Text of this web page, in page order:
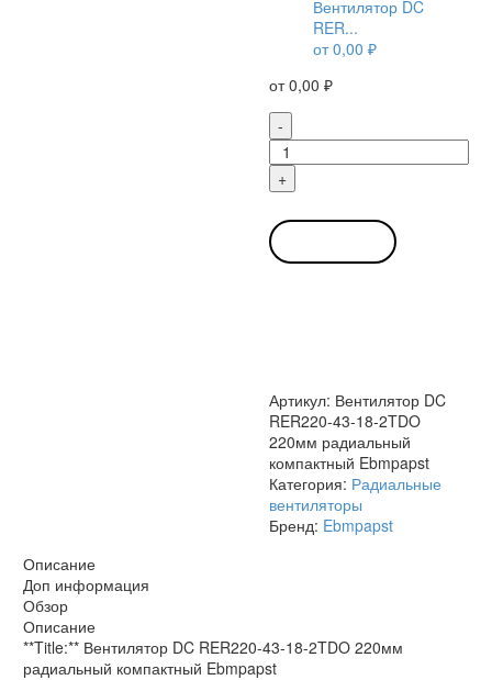
Вентилятор DC
RER...
от0,00 ₽
от0,00 ₽
-
товара
Вентилятор
DC
43-
2TDO
+
Артикул: Вентилятор DC
RER220-43-18-2TDO
220мм радиальный
компактный Ebmpapst
Категория: Радиальные
вентиляторы
Бренд: Ebmpapst
Описание
Доп информация
Обзор
Описание
**Title:** Вентилятор DC RER220-43-18-2TDO 220мм
радиальный компактный Ebmpapst